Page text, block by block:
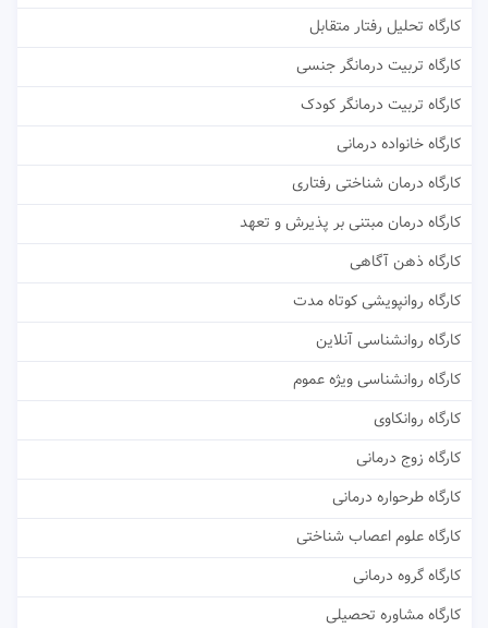
کارگاه تحلیل رفتار متقابل
کارگاه تربیت درمانگر جنسی
کارگاه تربیت درمانگر کودک
کارگاه خانواده درمانی
کارگاه درمان شناختی رفتاری
کارگاه درمان مبتنی بر پذیرش و تعهد
کارگاه ذهن آگاهی
کارگاه روانپویشی کوتاه مدت
کارگاه روانشناسی آنلاین
کارگاه روانشناسی ویژه عموم
کارگاه روانکاوی
کارگاه زوج درمانی
کارگاه طرحواره درمانی
کارگاه علوم اعصاب شناختی
کارگاه گروه درمانی
کارگاه مشاوره تحصیلی